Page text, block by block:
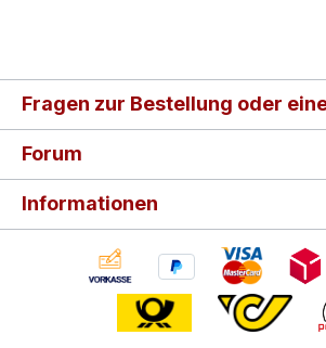
Fragen zur Bestellung oder
Forum
Informationen